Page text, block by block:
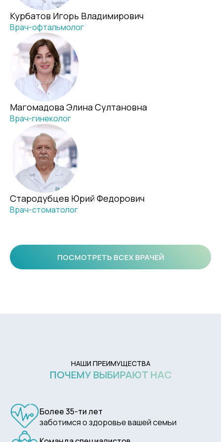
Эрозия шейки матки
Воспалительные процессы
Эндометриоз
Пороки сердца (врожденные и
приобретенные)
ИБС (ишемическая болезнь сердца)
Стенокардия
Кардиты
СТОМАТОЛОГИЯ
ТЕРАПИЯ
УРОЛОГИЯ
ХИРУРГИЯ
ЭНДОКРИНОЛОГИЯ
ЭНДОСКОПИЯ
ВСЕ НАПРАВЛЕНИЯ
Курбатов Игорь Владимирович
Врач-офтальмолог
Магомадова Элина Султановна
Врач-гинеколог
Стародубцев Юрий Федорович
Врач-стоматолог
ПОСМОТРЕТЬ ВСЕХ ВРАЧЕЙ
НАШИ ПРЕИМУЩЕСТВА
ПОЧЕМУ ВЫБИРАЮТ НАС
Более 35-ти лет
заботимся о здоровье вашей семьи